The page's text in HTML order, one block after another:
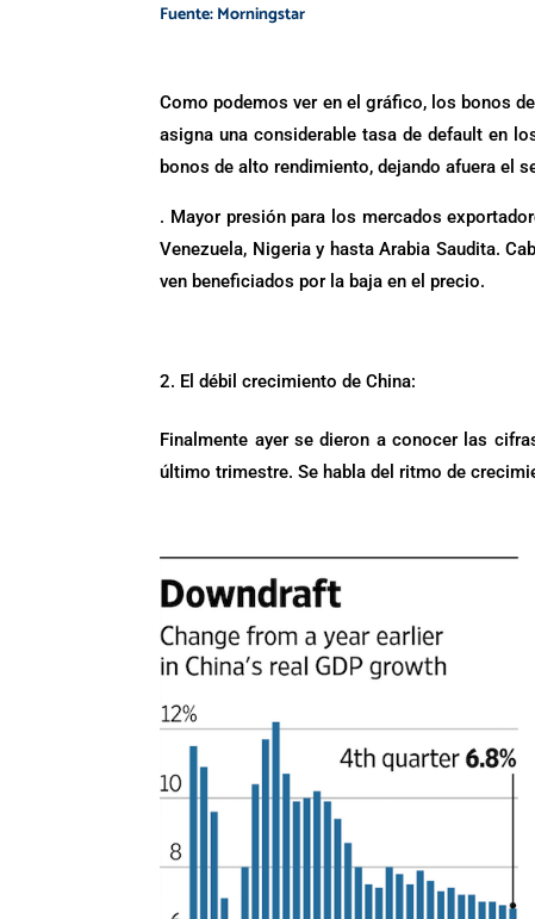
Fuente: Morningstar
Como podemos ver en el gráfico, los bonos
asigna una considerable tasa de default en
bonos de alto rendimiento, dejando afuera el
. Mayor presión para los mercados
Venezuela, Nigeria y hasta Arabia Saudita.
ven beneficiados por la baja en el precio.
El débil crecimiento de China:
Finalmente ayer se dieron a conocer las
último trimestre. Se habla del ritmo de